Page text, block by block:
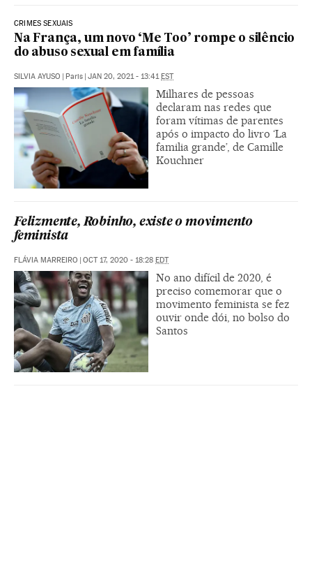
CRIMES SEXUAIS
Na França, um novo ‘Me Too’ rompe o silêncio
do abuso sexual em família
SILVIA AYUSO | Paris | JAN 20, 2021 - 13:41EST
Milhares de pessoas
declaram nas redes que
foram vítimas de parentes
após o impacto do livro ‘La
familia grande’, de Camille
Kouchner
Felizmente, Robinho, existe o movimento
feminista
FLÁVIA MARREIRO | OCT 17, 2020 - 18:28 EDT
No ano difícil de 2020, é
preciso comemorar que o
movimento feminista se fez
ouvir onde dói, no bolso do
Santos